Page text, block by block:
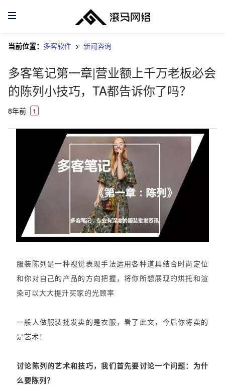
首页
产品
服务支持
合作加盟
当前位置： 多客软件 > 新闻咨询
多客笔记第一章|营业额上千万老板必会
的陈列小技巧，TA都告诉你了吗？
8年前 1
服装陈列是一种视觉表现手法运用各种道具结合时尚定位
和你对自己的产品的方向把握，将你所想展现的烘托和渲
染可以大大提升买家的光顾率
一般人做服装批发卖的是衣服，看了此文，今后你将卖的
是艺术！
讨论陈列的艺术和技巧，我们首先要讨论一个问题：为什
么要陈列？